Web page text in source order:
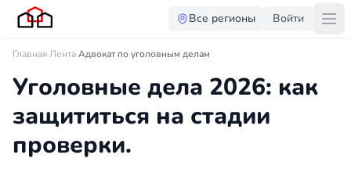
Все регионы Войти
Главная·Лента·Адвокат по уголовным делам
Уголовные дела 2026: как
защититься на стадии
проверки.